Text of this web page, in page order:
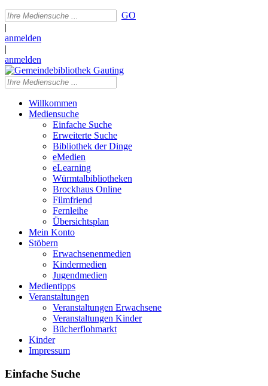
GO
|
anmelden
|
anmelden
Willkommen
Mediensuche
Einfache Suche
Erweiterte Suche
Bibliothek der Dinge
eMedien
eLearning
Würmtalbibliotheken
Brockhaus Online
Filmfriend
Fernleihe
Übersichtsplan
Mein Konto
Stöbern
Erwachsenenmedien
Kindermedien
Jugendmedien
Medientipps
Veranstaltungen
Veranstaltungen Erwachsene
Veranstaltungen Kinder
Bücherflohmarkt
Kinder
Impressum
Einfache Suche